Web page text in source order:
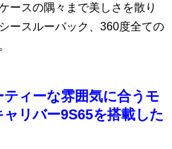
ースの隅々まで美しさを散り
ースルーバック、360度全ての
ィーな雰囲気に合うモ
リバー9S65を搭載した